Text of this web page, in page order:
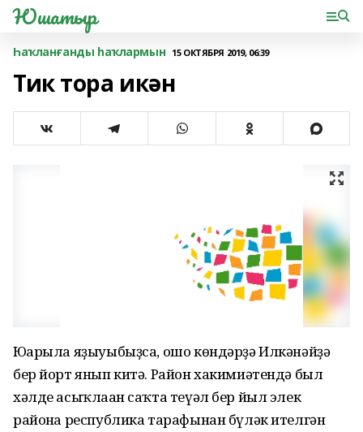
Юшатыр
Һаҡланғанды һаҡлармын 15 ОКТЯБРЯ 2019, 06:39
Тик тора икән
Юғарыла яҙыуыбыҙса, ошо көндәрҙә Илкәнәйҙә
бер йорт янып китә. Район хакимиәтендә был
хәлде асыҡлаған саҡта теүәл бер йыл элек
районға республика тарафынан бүләк ителгән